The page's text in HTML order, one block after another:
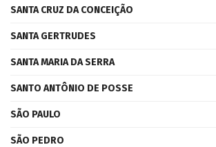
SANTA CRUZ DA CONCEIÇÃO
SANTA GERTRUDES
SANTA MARIA DA SERRA
SANTO ANTÔNIO DE POSSE
SÃO PAULO
SÃO PEDRO